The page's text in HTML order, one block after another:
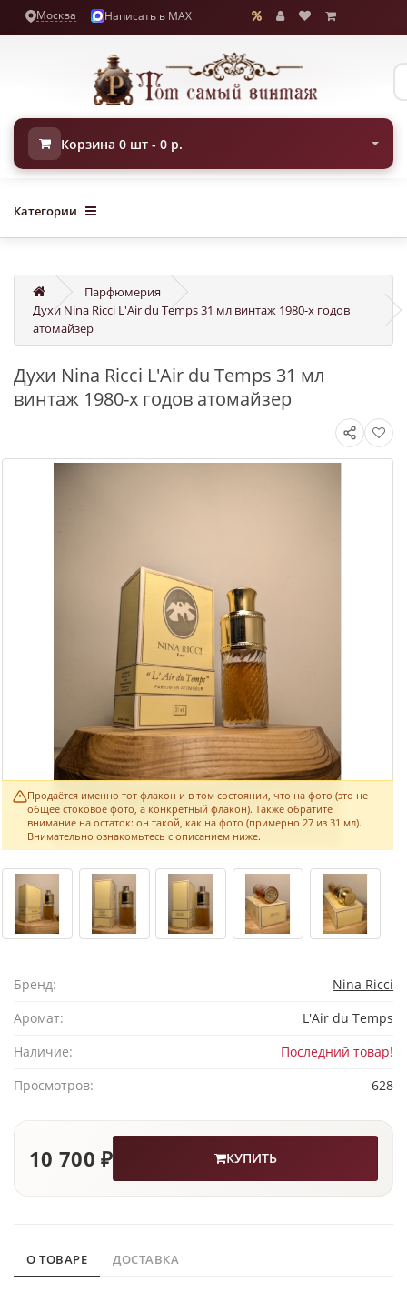
Москва Написать в MAX
Корзина 0 шт - 0 р.
Категории
Парфюмерия
Духи Nina Ricci L'Air du Temps 31 мл винтаж 1980-х годов
атомайзер
Духи Nina Ricci L'Air du Temps 31 мл
винтаж 1980-х годов атомайзер
Продаётся именно тот флакон и в том состоянии, что на фото (это не
общее стоковое фото, а конкретный флакон). Также обратите
внимание на остаток: он такой, как на фото (примерно 27 из 31 мл).
Внимательно ознакомьтесь с описанием ниже.
Бренд:
Nina Ricci
Аромат:
L'Air du Temps
Наличие:
Последний товар!
Просмотров:
628
10 700 ₽ КУПИТЬ
О ТОВАРЕ ДОСТАВКА